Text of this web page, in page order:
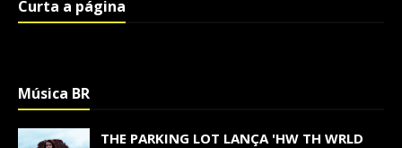
Curta a página
Música BR
THE PARKING LOT LANÇA 'HW TH WRLD